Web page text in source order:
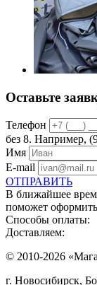
Оставьте
Телефон
без 8. Например,
Имя
E-mail
ОТПРАВИТЬ
В ближайшее
поможет оформить
Способы оплаты:
Доставляем:
© 2010-2026
г. Новосибирск,